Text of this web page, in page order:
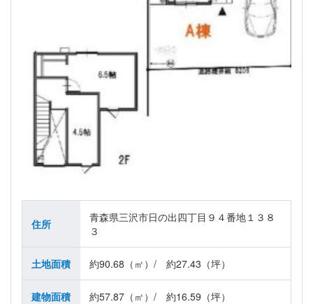
住所
青森県三沢市日の出四丁目９４番地１３８
３
土地面積 約90.68（㎡）/ 約27.43（坪）
建物面積 約57.87（㎡）/ 約16.59（坪）